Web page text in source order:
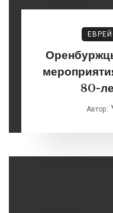
80-
Автор: